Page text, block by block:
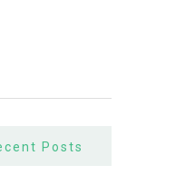
Posts